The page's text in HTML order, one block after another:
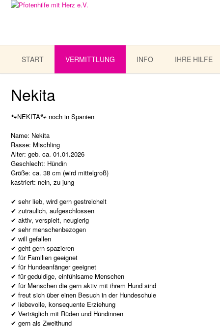
START VERMITTLUNG INFO IHRE HILFE
Nekita
🐾NEKITA🐾 noch in Spanien
Name: Nekita
Rasse: Mischling
Alter: geb. ca. 01.01.2026
Geschlecht: Hündin
Größe: ca. 38 cm (wird mittelgroß)
kastriert: nein, zu jung
✔ sehr lieb, wird gern gestreichelt
✔ zutraulich, aufgeschlossen
✔ aktiv, verspielt, neugierig
✔ sehr menschenbezogen
✔ will gefallen
✔ geht gern spazieren
✔ für Familien geeignet
✔ für Hundeanfänger geeignet
✔ für geduldige, einfühlsame Menschen
✔ für Menschen die gern aktiv mit ihrem Hund sind
✔ freut sich über einen Besuch in der Hundeschule
✔ liebevolle, konsequente Erziehung
✔ Verträglich mit Rüden und Hündinnen
✔ gern als Zweithund